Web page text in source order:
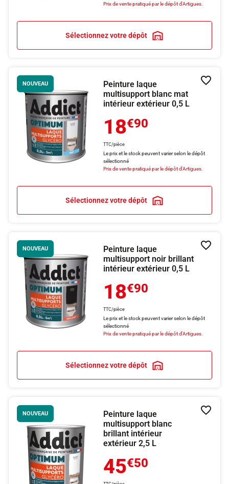
Prix de vente pratiqué par le dépôt d'Artigues.
Sélectionnez votre dépôt
NOUVEAU
Peinture laque
multisupport blanc mat
intérieur extérieur 0,5 L
18€90
TTC/pièce
Le prix et le stock peuvent varier selon le dépôt
sélectionné
Prix de vente pratiqué par le dépôt d'Artigues.
Sélectionnez votre dépôt
NOUVEAU
Peinture laque
multisupport noir brillant
intérieur extérieur 0,5 L
18€90
TTC/pièce
Le prix et le stock peuvent varier selon le dépôt
sélectionné
Prix de vente pratiqué par le dépôt d'Artigues.
Sélectionnez votre dépôt
NOUVEAU
Peinture laque
multisupport blanc
brillant intérieur
extérieur 2,5 L
45€50